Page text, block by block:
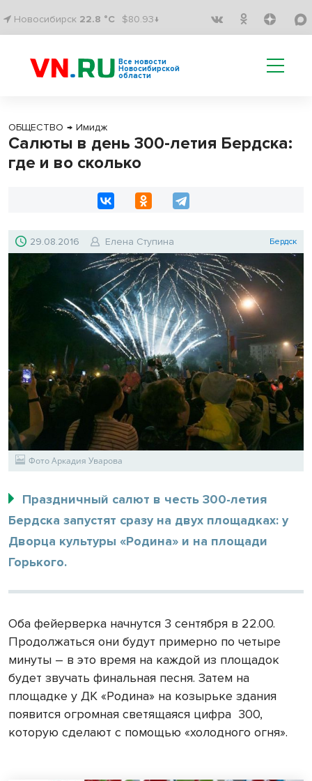
Новосибирск 22.8 °C $80.93↓
Все новости
Новосибирской
области
ОБЩЕСТВО → Имидж
Салюты в день 300-летия Бердска:
где и во сколько
29.08.2016 Елена Ступина Бердск
Фото Аркадия Уварова
Праздничный салют в честь 300-летия
Бердска запустят сразу на двух площадках: у
Дворца культуры «Родина» и на площади
Горького.
Оба фейерверка начнутся 3 сентября в 22.00.
Продолжаться они будут примерно по четыре
минуты – в это время на каждой из площадок
будет звучать финальная песня. Затем на
площадке у ДК «Родина» на козырьке здания
появится огромная светящаяся цифра 300,
которую сделают с помощью «холодного огня».